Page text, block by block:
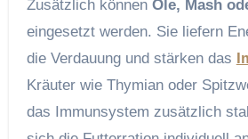
Zusätzlich können Öle, Mash
eingesetzt werden. Sie liefern
die Verdauung und stärken das
Kräuter wie Thymian oder
das Immunsystem zusätzlich